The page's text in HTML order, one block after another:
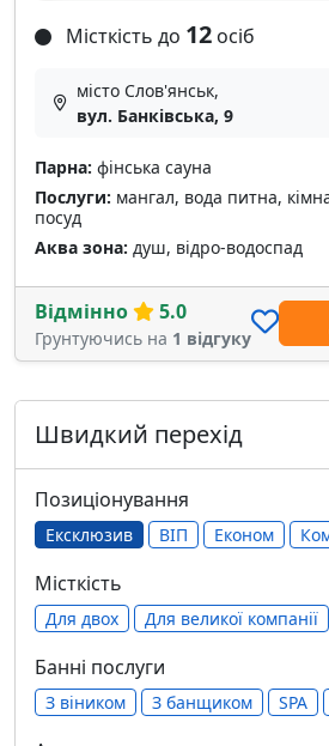
Місткість до 12 осіб
місто Слов'янськ,
вул. Банківська, 9
Парна: фінська сауна
Послуги: мангал, вода питна,
посуд
Аква зона: душ, відро-водоспад
Відмінно 5.0
Грунтуючись на 1 відгуку
Швидкий перехід
Позиціонування
Ексклюзив ВІП Економ
Місткість
Для двох Для великої компанії
Банні послуги
З віником З банщиком SPA